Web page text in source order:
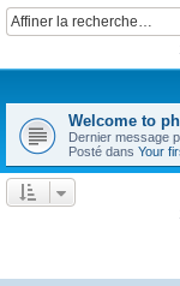
Welcome to
Dernier message
Posté dans Your